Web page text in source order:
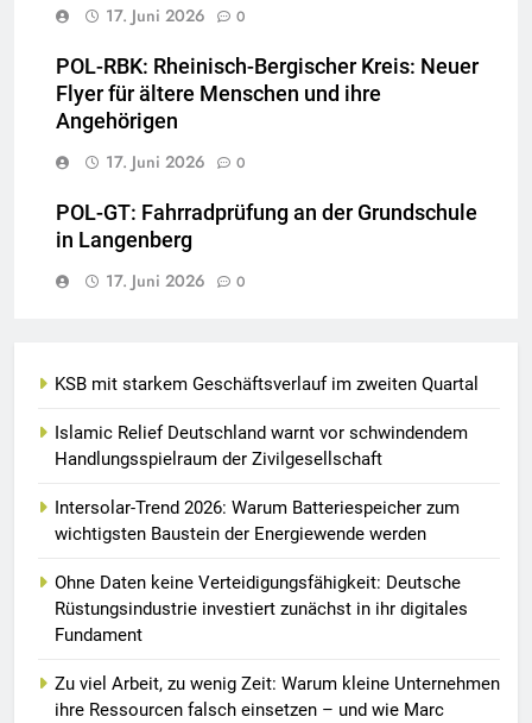
17. Juni 2026
0
POL-RBK: Rheinisch-Bergischer Kreis: Neuer
Flyer für ältere Menschen und ihre
Angehörigen
17. Juni 2026
0
POL-GT: Fahrradprüfung an der Grundschule
in Langenberg
17. Juni 2026
0
KSB mit starkem Geschäftsverlauf im zweiten Quartal
Islamic Relief Deutschland warnt vor schwindendem
Handlungsspielraum der Zivilgesellschaft
Intersolar-Trend 2026: Warum Batteriespeicher zum
wichtigsten Baustein der Energiewende werden
Ohne Daten keine Verteidigungsfähigkeit: Deutsche
Rüstungsindustrie investiert zunächst in ihr digitales
Fundament
Zu viel Arbeit, zu wenig Zeit: Warum kleine Unternehmen
ihre Ressourcen falsch einsetzen – und wie Marc